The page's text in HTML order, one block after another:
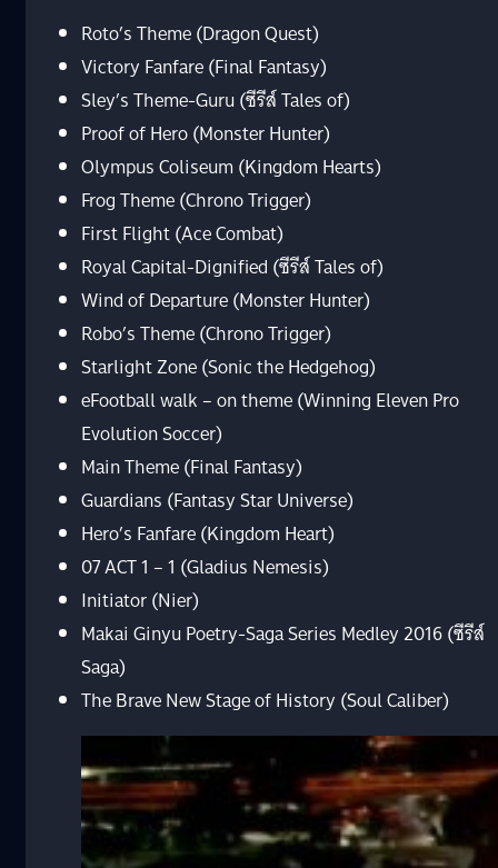
Roto’s Theme (Dragon Quest)
Victory Fanfare (Final Fantasy)
Sley’s Theme-Guru (ซีรีส์ Tales of)
Proof of Hero (Monster Hunter)
Olympus Coliseum (Kingdom Hearts)
Frog Theme (Chrono Trigger)
First Flight (Ace Combat)
Royal Capital-Dignified (ซีรีส์ Tales of)
Wind of Departure (Monster Hunter)
Robo’s Theme (Chrono Trigger)
Starlight Zone (Sonic the Hedgehog)
eFootball walk – on theme (Winning Eleven Pro
Evolution Soccer)
Main Theme (Final Fantasy)
Guardians (Fantasy Star Universe)
Hero’s Fanfare (Kingdom Heart)
07 ACT 1 – 1 (Gladius Nemesis)
Initiator (Nier)
Makai Ginyu Poetry-Saga Series Medley 2016 (ซีรีส์
Saga)
The Brave New Stage of History (Soul Caliber)